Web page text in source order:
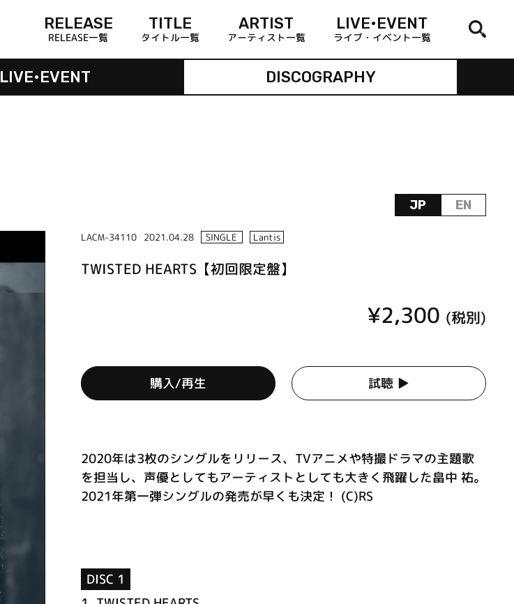
RELEASE
RELEASE一覧
TITLE
タイトル一覧
ARTIST
アーティスト一覧
LIVE•EVENT
ライブ・イベント一覧
LIVE•EVENT DISCOGRAPHY
JP EN
LACM-34110 2021.04.28 SINGLE Lantis
TWISTED HEARTS【初回限定盤】
¥2,300 (税別)
購入/再生 試聴 ▶︎
2020年は3枚のシングルをリリース、TVアニメや特撮ドラマの主題歌
を担当し、声優としてもアーティストとしても大きく飛躍した畠中 祐。
2021年第一弾シングルの発売が早くも決定！ (C)RS
DISC 1